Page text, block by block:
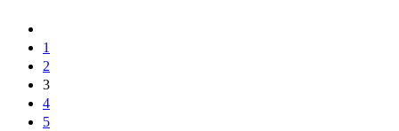
1
2
3
4
5